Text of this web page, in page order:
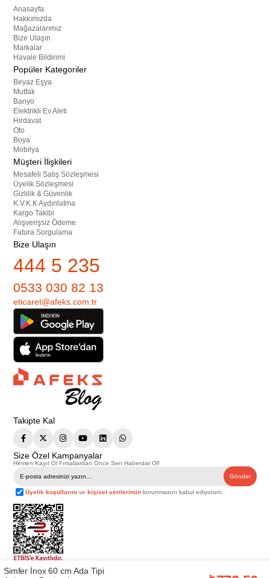
Anasayfa
Hakkımızda
Mağazalarımız
Bize Ulaşın
Markalar
Havale Bildirimi
Popüler Kategoriler
Beyaz Eşya
Mutfak
Banyo
Elektrikli Ev Aleti
Hırdavat
Oto
Boya
Mobilya
Müşteri İlişkileri
Mesafeli Satış Sözleşmesi
Üyelik Sözleşmesi
Gizlilik & Güvenlik
K.V.K.K Aydınlatma
Kargo Takibi
Alışverişsiz Ödeme
Fatura Sorgulama
Bize Ulaşın
444 5 235
0533 030 82 13
eticaret@afeks.com.tr
Takipte Kal
Size Özel Kampanyalar
Hemen Kayıt Ol Fırsatlardan Önce Sen Haberdar Ol!
Gönder
Üyelik koşullarını vekişisel verilerimin korunmasını kabul ediyorum.
Telif Hakkı © 2026Afeks Yapı Market . Tüm hakları saklıdır.
Simfer İnox 60 cm Ada Tipi